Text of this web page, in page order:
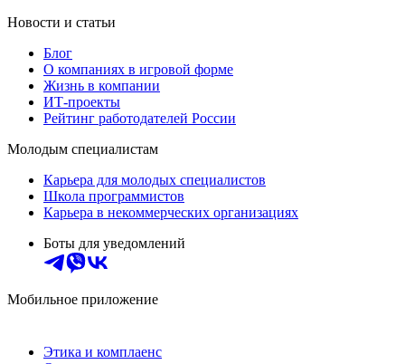
Новости и статьи
Блог
О компаниях в игровой форме
Жизнь в компании
ИТ-проекты
Рейтинг работодателей России
Молодым специалистам
Карьера для молодых специалистов
Школа программистов
Карьера в некоммерческих организациях
Боты для уведомлений
Мобильное приложение
Этика и комплаенс